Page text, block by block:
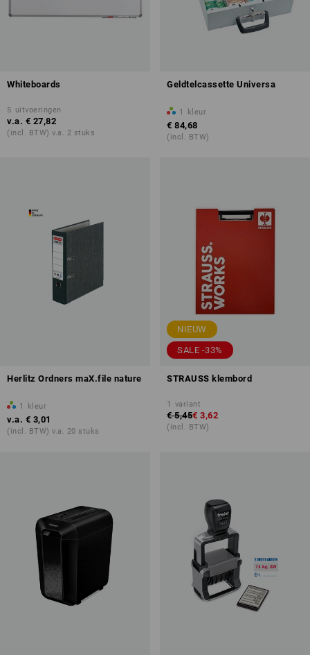
Whiteboards
5 uitvoeringen
v.a. € 27,82
(incl. BTW) v.a. 2 stuks
Geldtelcassette Universa
1 kleur
€ 84,68
(incl. BTW)
Herlitz Ordners maX.file nature
1 kleur
v.a. € 3,01
(incl. BTW) v.a. 20 stuks
NIEUW
SALE -33%
STRAUSS klembord
1 variant
€ 5,45€ 3,62
(incl. BTW)